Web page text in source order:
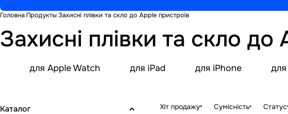
Головна Продукты Захисні плівки та скло до Apple пристроїв
Захисні плівки та скло до
для Apple Watch для iPad для iPhone
Хіт продажу Сумісність Статус
Каталог